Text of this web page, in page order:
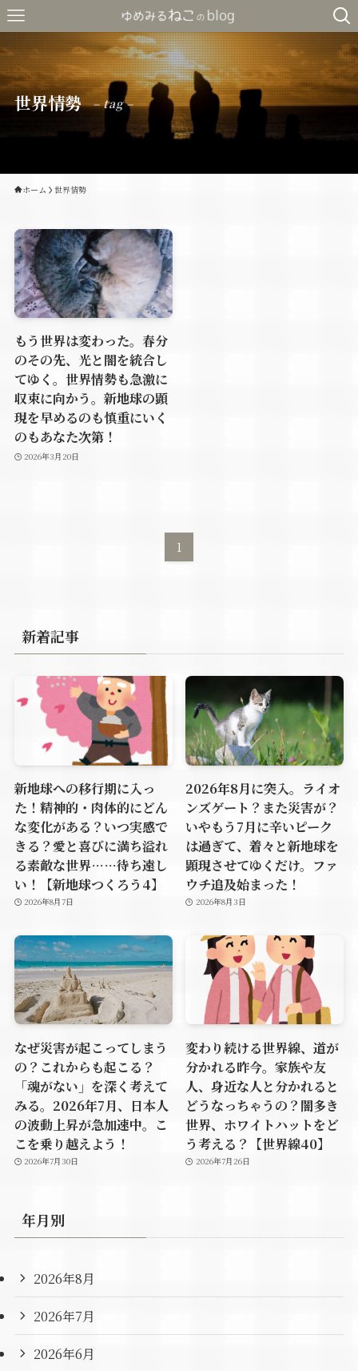
世界情勢 – tag –
ホーム 世界情勢
もう世界は変わった。春分
のその先、光と闇を統合し
てゆく。世界情勢も急激に
収束に向かう。新地球の顕
現を早めるのも慎重にいく
のもあなた次第！
2026年3月20日
1
新着記事
新地球への移行期に入っ
た！精神的・肉体的にどん
な変化がある？いつ実感で
きる？愛と喜びに満ち溢れ
る素敵な世界……待ち遠し
い！【新地球つくろう4】
2026年8月7日
2026年8月に突入。ライオ
ンズゲート？また災害が？
いやもう7月に辛いピーク
は過ぎて、着々と新地球を
顕現させてゆくだけ。ファ
ウチ追及始まった！
2026年8月3日
なぜ災害が起こってしまう
の？これからも起こる？
「魂がない」を深く考えて
みる。2026年7月、日本人
の波動上昇が急加速中。こ
こを乗り越えよう！
2026年7月30日
変わり続ける世界線、道が
分かれる昨今。家族や友
人、身近な人と分かれると
どうなっちゃうの？闇多き
世界、ホワイトハットをど
う考える？【世界線40】
2026年7月26日
年月別
2026年8月
2026年7月
2026年6月